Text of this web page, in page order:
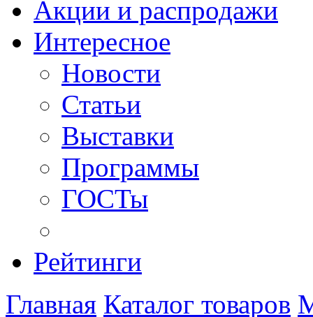
Акции и распродажи
Интересное
Новости
Статьи
Выставки
Программы
ГОСТы
Рейтинги
Главная Каталог товаров